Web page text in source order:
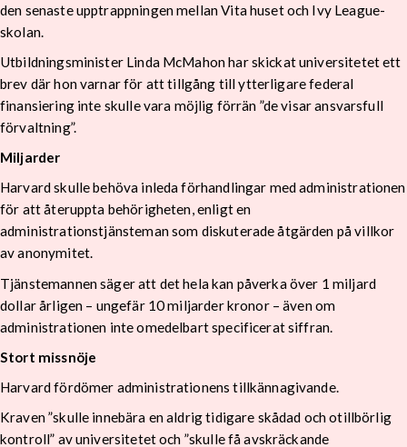
den senaste upptrappningen mellan Vita huset och Ivy League-
skolan.
Utbildningsminister Linda McMahon har skickat universitetet ett
brev där hon varnar för att tillgång till ytterligare federal
finansiering inte skulle vara möjlig förrän ”de visar ansvarsfull
förvaltning”.
Miljarder
Harvard skulle behöva inleda förhandlingar med administrationen
för att återuppta behörigheten, enligt en
administrationstjänsteman som diskuterade åtgärden på villkor
av anonymitet.
Tjänstemannen säger att det hela kan påverka över 1 miljard
dollar årligen – ungefär 10 miljarder kronor – även om
administrationen inte omedelbart specificerat siffran.
Stort missnöje
Harvard fördömer administrationens tillkännagivande.
Kraven ”skulle innebära en aldrig tidigare skådad och otillbörlig
kontroll” av universitetet och ”skulle få avskräckande